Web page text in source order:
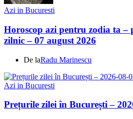
Azi in Bucuresti
Horoscop azi pentru zodia ta –
zilnic – 07 august 2026
De laRadu Marinescu
Azi in Bucuresti
Prețurile zilei în București –